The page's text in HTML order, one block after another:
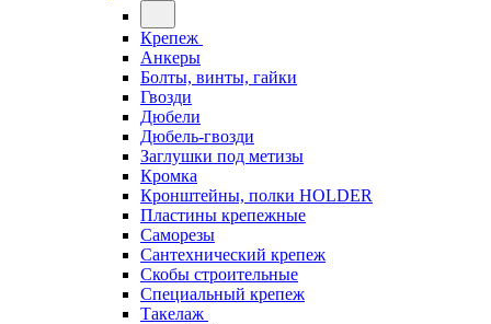
Крепеж
Анкеры
Болты, винты, гайки
Гвозди
Дюбели
Дюбель-гвозди
Заглушки под метизы
Кромка
Кронштейны, полки НОLDER
Пластины крепежные
Саморезы
Сантехнический крепеж
Скобы строительные
Специальный крепеж
Такелаж